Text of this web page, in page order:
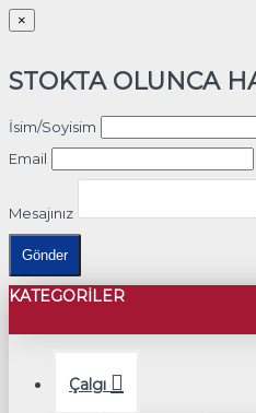
×
STOKTA OLUNCA
İsim/Soyisim
Email
Mesajınız
Gönder
KATEGORILER
Çalgı